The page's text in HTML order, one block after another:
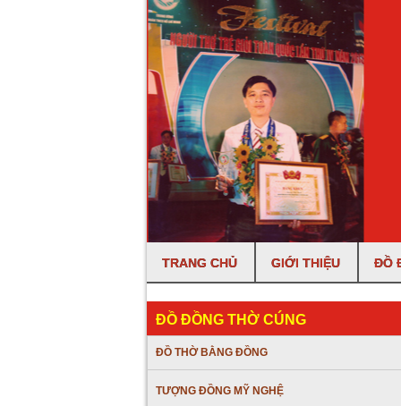
TRANG CHỦ GIỚI THIỆU ĐỒ
ĐỒ ĐỒNG THỜ CÚNG
ĐỒ THỜ BẰNG ĐỒNG
TƯỢNG ĐỒNG MỸ NGHỆ